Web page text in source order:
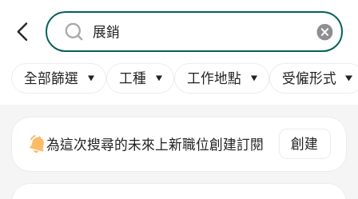
全部篩選 工種 工作地點 受僱形式
為這次搜尋的未來上新職位創建訂閱 創建